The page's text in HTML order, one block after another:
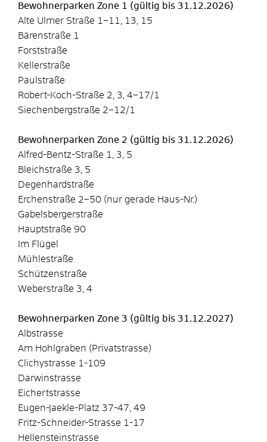
Bewohnerparken Zone 1 (gültig bis 31.12.2026)
Alte Ulmer Straße 1–11, 13, 15
Bärenstraße 1
Forststraße
Kellerstraße
Paulstraße
Robert-Koch-Straße 2, 3, 4–17/1
Siechenbergstraße 2–12/1
Bewohnerparken Zone 2 (gültig bis 31.12.2026)
Alfred-Bentz-Straße 1, 3, 5
Bleichstraße 3, 5
Degenhardstraße
Erchenstraße 2–50 (nur gerade Haus-Nr.)
Gabelsbergerstraße
Hauptstraße 90
Im Flügel
Mühlestraße
Schützenstraße
Weberstraße 3, 4
Bewohnerparken Zone 3 (gültig bis 31.12.2027)
Albstrasse
Am Hohlgraben (Privatstrasse)
Clichystrasse 1-109
Darwinstrasse
Eichertstrasse
Eugen-Jaekle-Platz 37-47, 49
Fritz-Schneider-Strasse 1-17
Hellensteinstrasse